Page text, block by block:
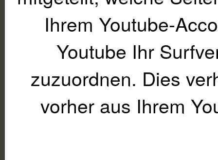
Ihrem Youtube-
Youtube Ihr
zuzuordnen. Dies
vorher aus Ihrem